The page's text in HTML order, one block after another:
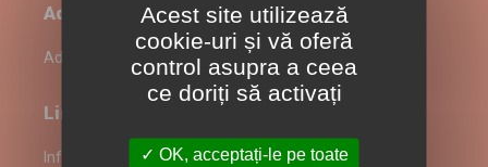
Administrare restaurant
Admin Login
Link-uri utile
Informații despre partenerul Mini Clătităria
Acest site utilizează
cookie-uri și vă oferă
control asupra a ceea
ce doriți să activați
OK, acceptați-le pe toate